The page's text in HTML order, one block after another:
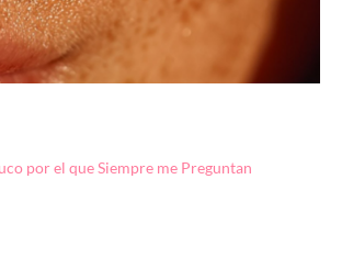
por el que Siempre me Preguntan